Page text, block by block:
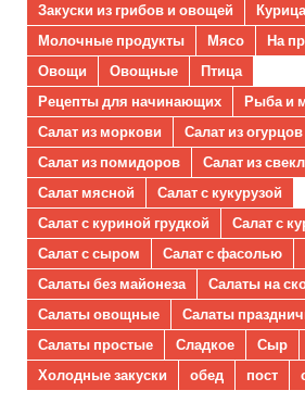
Закуски из грибов и овощей
Курица
Молочные продукты
Мясо
На
Овощи
Овощные
Птица
Рецепты для начинающих
Рыба и
Салат из моркови
Салат из огурцов
Салат из помидоров
Салат из
Салат мясной
Салат с кукурузой
Салат с куриной грудкой
Салат с
Салат с сыром
Салат с фасолью
Салаты без майонеза
Салаты на
Салаты овощные
Салаты
Салаты простые
Сладкое Сыр
Холодные закуски
обед пост